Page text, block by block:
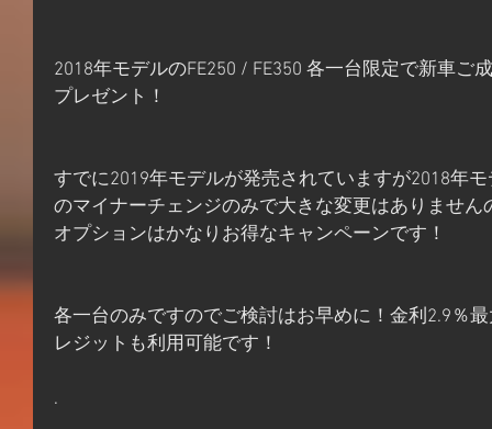
2018年モデルのFE250 / FE350 各一台限定で新車ご
プレゼント！
すでに2019年モデルが発売されていますが2018年
のマイナーチェンジのみで大きな変更はありません
オプションはかなりお得なキャンペーンです！
各一台のみですのでご検討はお早めに！金利2.9％
レジットも利用可能です！
.